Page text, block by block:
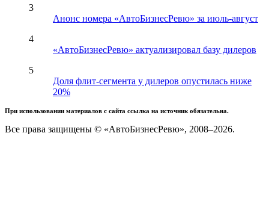
3
Анонс номера «АвтоБизнесРевю» за июль-август
4
«АвтоБизнесРевю» актуализировал базу дилеров
5
Доля флит-сегмента у дилеров опустилась ниже
20%
При использовании материалов с сайта ссылка на источник обязательна.
Все права защищены © «АвтоБизнесРевю», 2008–2026.